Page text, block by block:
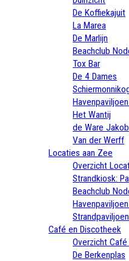
De Koffiekajuit
La Marea
De Marlijn
Beachclub
Tox Bar
De 4 Dames
Het Wantij
de Ware Jakob
Van der Werff
Locaties aan Zee
Overzicht
Strandkiosk:
Beachclub
Café en Discotheek
Overzicht
De Berkenplas